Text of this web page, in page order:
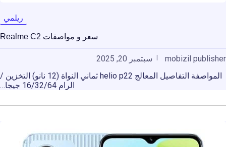
ريلمي
سعر و مواصفات Realme C2
mobizil publisher
سبتمبر 20, 2025
المواصفة التفاصيل المعالج helio p22 ثماني النواة (12 نانو) التخزين /
الرام 16/32/64 جيجا…